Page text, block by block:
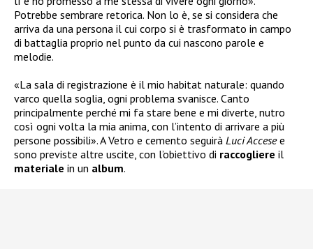
Potrebbe sembrare retorica. Non lo è, se si considera che
arriva da una persona il cui corpo si è trasformato in campo
di battaglia proprio nel punto da cui nascono parole e
melodie.
«La sala di registrazione è il mio habitat naturale: quando
varco quella soglia, ogni problema svanisce. Canto
principalmente perché mi fa stare bene e mi diverte, nutro
così ogni volta la mia anima, con l’intento di arrivare a più
persone possibili». A Vetro e cemento seguirà Luci Accesee
sono previste altre uscite, con l’obiettivo di raccogliere il
materiale in un album.